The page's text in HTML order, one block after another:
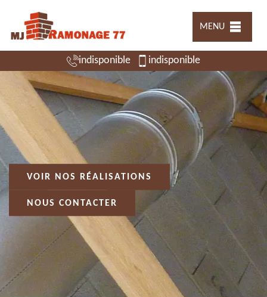
MENU
indisponible indisponible
VOIR NOS RÉALISATIONS
NOUS CONTACTER